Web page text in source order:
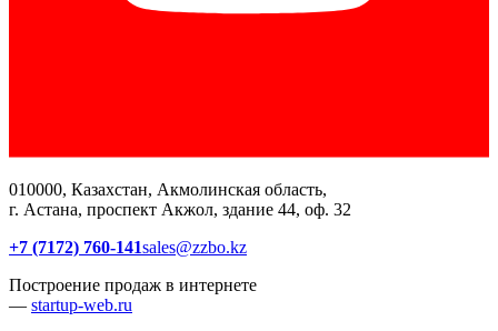
010000, Казахстан, Акмолинская область,
г. Астана, проспект Акжол, здание 44, оф. 32
+7 (7172) 760-141sales@zzbo.kz
Построение продаж в интернете
— startup-web.ru